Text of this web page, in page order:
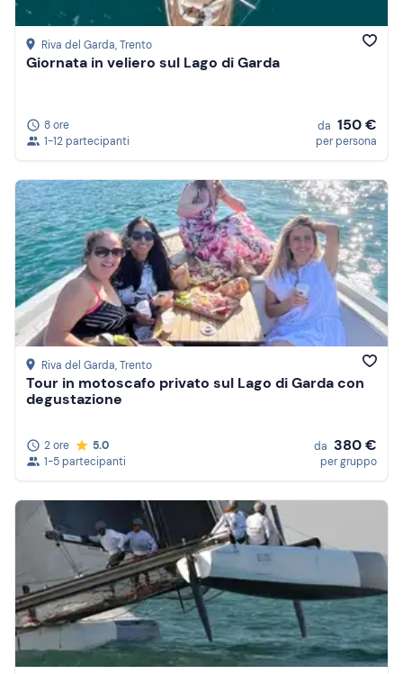
Riva del Garda, Trento
Giornata in veliero sul Lago di Garda
8 ore
1-12 partecipanti
da 150 €
per persona
Riva del Garda, Trento
Tour in motoscafo privato sul Lago di Garda con
degustazione
2 ore
5.0
1-5 partecipanti
da 380 €
per gruppo